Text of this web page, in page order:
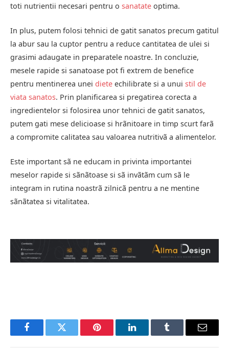
toti nutrientii necesari pentru o sanatate optima.
In plus, putem folosi tehnici de gatit sanatos precum gatitul
la abur sau la cuptor pentru a reduce cantitatea de ulei si
grasimi adaugate in preparatele noastre. In concluzie,
mesele rapide si sanatoase pot fi extrem de benefice
pentru mentinerea unei diete echilibrate si a unui stil de
viata sanatos. Prin planificarea si pregatirea corecta a
ingredientelor si folosirea unor tehnici de gatit sanatos,
putem gati mese delicioase si hrãnitoare in timp scurt farã
a compromite calitatea sau valoarea nutritivã a alimentelor.
Este important sã ne educam in privinta importantei
meselor rapide si sãnãtoase si sã invãtãm cum sã le
integram in rutina noastrã zilnicã pentru a ne mentine
sãnãtatea si vitalitatea.
FacebookTwitter Pinterest LinkedInTumblr Email